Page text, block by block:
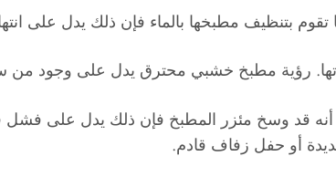
بتنظيف مطبخها بالماء فإن ذلك يدل على
رؤية مطبخ خشبي محترق يدل على وجود من
أنه قد وسخ مئزر المطبخ فإن ذلك يدل على
أو حفل زفاف قادم.